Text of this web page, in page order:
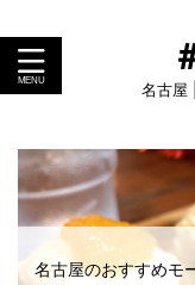
名古屋
名古屋のおすすめモ